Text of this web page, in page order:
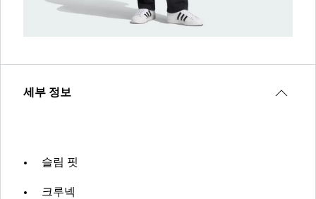
세부 정보
슬림 핏
크루넥